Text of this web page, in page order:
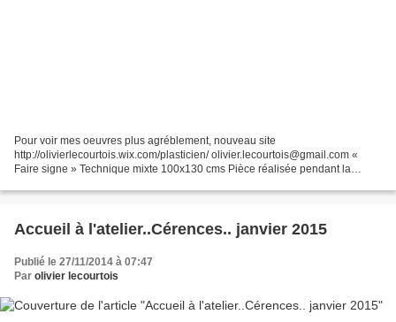
Pour voir mes oeuvres plus agréblement, nouveau site
http://olivierlecourtois.wix.com/plasticien/ olivier.lecourtois@gmail.com «
Faire signe » Technique mixte 100x130 cms Pièce réalisée pendant la
Accueil à l'atelier..Cérences.. janvier 2015
Publié le 27/11/2014 à 07:47
Par olivier lecourtois